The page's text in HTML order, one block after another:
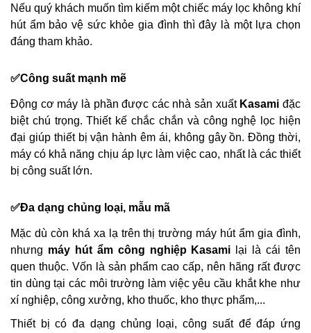
Nếu quý khách muốn tìm kiếm một chiếc máy lọc không khí
hút ẩm bảo vệ sức khỏe gia đình thì đây là một lựa chọn
đáng tham khảo.
✅Công suất mạnh mẽ
Động cơ máy là phần được các nhà sản xuất Kasamiđặc
biệt chú trọng. Thiết kế chắc chắn và công nghệ lọc hiện
đại giúp thiết bị vận hành êm ái, không gây ồn. Đồng thời,
máy có khả năng chịu áp lực làm việc cao, nhất là các thiết
bị công suất lớn.
✅Đa dạng chủng loại, mẫu mã
Mặc dù còn khá xa lạ trên thị trường máy hút ẩm gia đình,
nhưng máy hút ẩm công nghiệp Kasami
lại là cái tên
quen thuộc. Vốn là sản phẩm cao cấp, nên hãng rất được
tin dùng tại các môi trường làm việc yêu cầu khắt khe như
xí nghiệp, công xưởng, kho thuốc, kho thực phẩm,...
Thiết bị có đa dạng chủng loại, công suất để đáp ứng